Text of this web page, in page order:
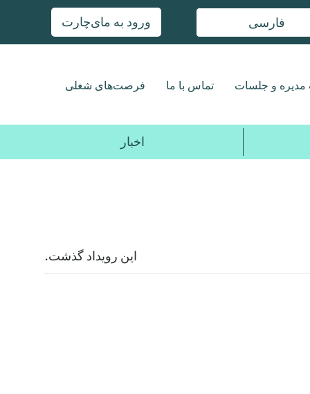
فارسی ورود به مای‌چارت
مدیره و جلسات تماس با ما فرصت‌های شغلی
اخبار
این رویداد گذشت.